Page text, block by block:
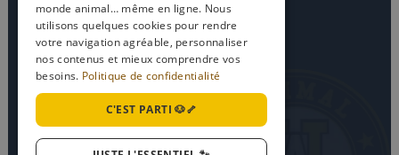
monde animal… même en ligne. Nous
utilisons quelques cookies pour rendre
votre navigation agréable, personnaliser
nos contenus et mieux comprendre vos
besoins. Politique de confidentialité
C'EST PARTI 🐶🦴